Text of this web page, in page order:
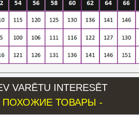
VARĒTU INTERESĒT
ПОХОЖИЕ ТОВАРЫ -